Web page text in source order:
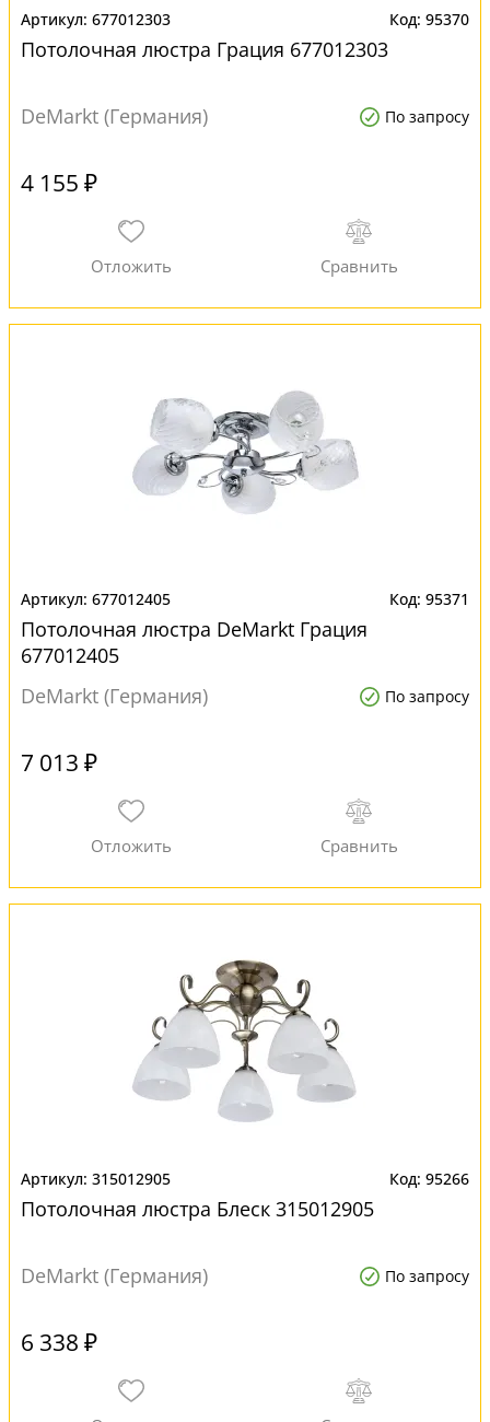
677012303 95370
Потолочная люстра Грация 677012303
DeMarkt (Германия) По запросу
4 155 ₽
677012405 95371
Потолочная люстра DeMarkt Грация
677012405
DeMarkt (Германия)
По запросу
7 013 ₽
315012905 95266
Потолочная люстра Блеск 315012905
DeMarkt (Германия) По запросу
6 338 ₽